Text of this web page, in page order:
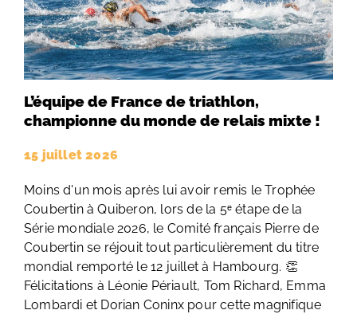
L’équipe de France de triathlon,
championne du monde de relais mixte !
15 juillet 2026
Moins d'un mois après lui avoir remis le Trophée
Coubertin à Quiberon, lors de la 5ᵉ étape de la
Série mondiale 2026, le Comité français Pierre de
Coubertin se réjouit tout particulièrement du titre
mondial remporté le 12 juillet à Hambourg. 👏
Félicitations à Léonie Périault, Tom Richard, Emma
Lombardi et Dorian Coninx pour cette magnifique